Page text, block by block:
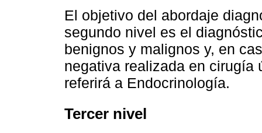
El objetivo del abordaje
segundo nivel es el
benignos y malignos y, en
negativa realizada en cirugía
referirá a Endocrinología.
Tercer nivel